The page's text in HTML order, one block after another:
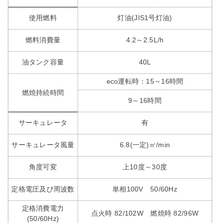
使用燃料 灯油(JIS1号灯油)
燃料消費量 4.2～2.5L/h
油タンク容量 40L
燃焼持続時間
eco運転時：15～16時間
9～16時間
サーキュレータ 有
サーキュレータ風量 6.8(一定)㎥/min
角度可変 上10度～30度
定格電圧及び周波数 単相100V 50/60Hz
定格消費電力
(50/60Hz)
点火時 82/102W 燃焼時 82/96W